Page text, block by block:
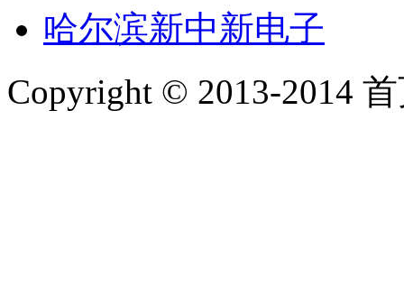
哈尔滨新中新电子
Copyright © 2013-2014